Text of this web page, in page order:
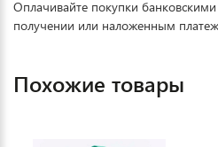
Оплачивайте покупки
получении или наложенным
Похожие товары